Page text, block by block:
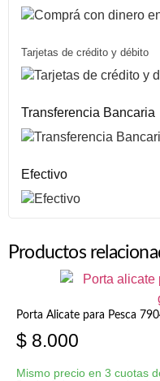
Tarjetas de crédito y débito
Transferencia Bancaria
Efectivo
Productos
Porta Alicate para Pesca
$ 8.000
Mismo precio en 3 cuotas